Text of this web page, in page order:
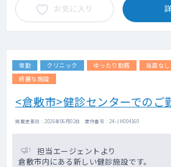
お気に入り
常勤 クリニック ゆったり勤務 当直なし
綺麗な施設
<倉敷市>健診センターでのご
掲載更新日 : 2026年06月02日 案件番号 : 24-JH004160
担当エージェントより
倉敷市内にある新しい健診施設です。